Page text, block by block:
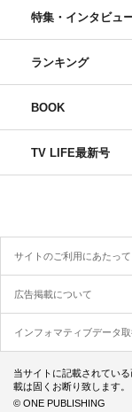
特集・インタビュ
ランキング
BOOK
TV LIFE最新号
サイトのご利用にあたって
広告掲載について
インフォマティブデータ
当サイトに記載されてい
載は固くお断り致します。
© ONE PUBLISHING